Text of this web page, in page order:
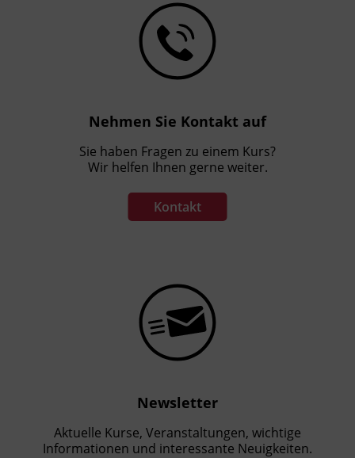
Nehmen Sie Kontakt auf
Sie haben Fragen zu einem Kurs?
Wir helfen Ihnen gerne weiter.
Kontakt
Newsletter
Aktuelle Kurse, Veranstaltungen, wichtige
Informationen und interessante Neuigkeiten.